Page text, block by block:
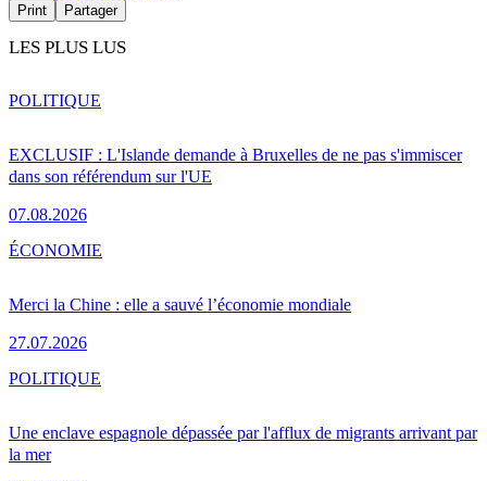
Print Partager
LES PLUS LUS
EXCLUSIF : L'Islande demande à Bruxelles de ne pas s'immiscer
dans son référendum sur l'UE
07.08.2026
POLITIQUE
Merci la Chine : elle a sauvé l’économie mondiale
27.07.2026
ÉCONOMIE
Une enclave espagnole dépassée par l'afflux de migrants arrivant par
la mer
POLITIQUE